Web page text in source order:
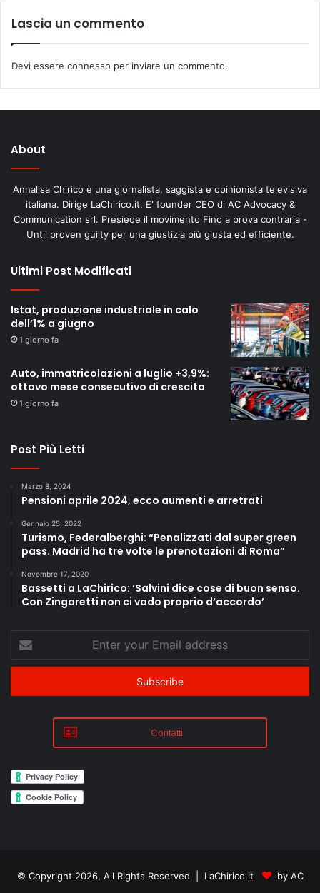
Lascia un commento
Devi essere connesso per inviare un commento.
About
Annalisa Chirico è una giornalista, saggista e opinionista televisiva
italiana. Dirige LaChirico.it. E' founder CEO di AC Advocacy &
Communication srl. Presiede il movimento Fino a prova contraria -
Until proven guilty per una giustizia più giusta ed efficiente.
Ultimi Post Modificati
Istat, produzione industriale in calo
dell’1% a giugno
1 giorno fa
Auto, immatricolazioni a luglio +3,9%:
ottavo mese consecutivo di crescita
1 giorno fa
Post Più Letti
Marzo 8, 2024
Pensioni aprile 2024, ecco aumenti e arretrati
Gennaio 25, 2022
Turismo, Federalberghi: “Penalizzati dal super green
pass. Madrid ha tre volte le prenotazioni di Roma”
Novembre 17, 2020
Bassetti a LaChirico: ‘Salvini dice cose di buon senso.
Con Zingaretti non ci vado proprio d’accordo’
your
Email
Contatti
© Copyright 2026, All Rights Reserved | LaChirico.it
by AC